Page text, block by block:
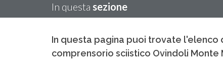
In questa sezione
In questa pagina puoi trovate l'elenco
comprensorio sciistico Ovindoli Monte